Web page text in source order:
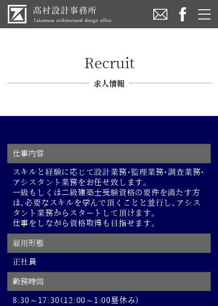
Recruit
求人情報
仕事内容
スキルと経験に応じて設計業務・監理業務・調査業務・
アシスタント業務をお任せ致します。
一級もしくは二級建築士受験資格の要件を満たす方
は、必要なスキルを学んで頂くことと並行し、アシス
タント業務からスタートして頂けます。
仕事をしながら資格取得も目指せます。
雇用形態
正社員
勤務時間
8:30～17:30（12:00～1:00昼休み）